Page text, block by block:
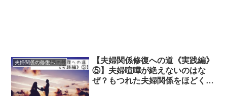
夫婦関係の修復への道《実践編》
【夫婦関係修復への道《実践編》
⑤】夫婦喧嘩が絶えないのはな
ぜ？もつれた夫婦関係をほどく具